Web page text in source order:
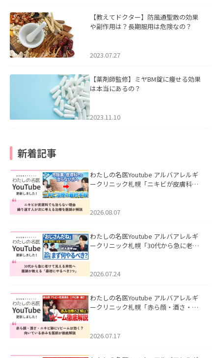
【教えてドクター】防風通聖散の効果
や副作用は？長期服用は危険なの？
2023.07.27
【薬剤師監修】ミヤBM錠に痩せる効果
は本当にあるの？
2023.11.10
新着記事
わたしの名医Youtube アルバアレルギ
ークリニック札幌「ニキビが皮膚科で
ました。
2026.08.07
わたしの名医Youtube アルバアレルギ
ークリニック札幌「30代から急に老け
た。
2026.07.24
わたしの名医Youtube アルバアレルギ
ークリニック札幌「赤ら顔・酒さ・ニ
した。
2026.07.17